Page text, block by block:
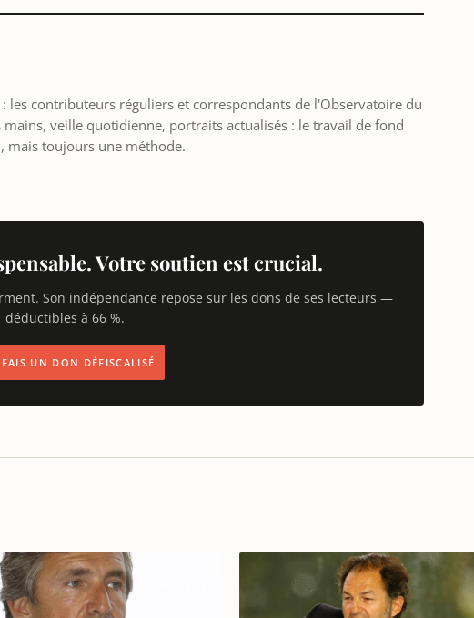
les contributeurs réguliers et correspondants de l'Observatoire du
veille quotidienne, portraits actualisés : le travail de fond
mais toujours une méthode.
Votre soutien est crucial.
Son indépendance repose sur les dons de ses lecteurs —
déductibles à 66 %.
UN DON DÉFISCALISÉ